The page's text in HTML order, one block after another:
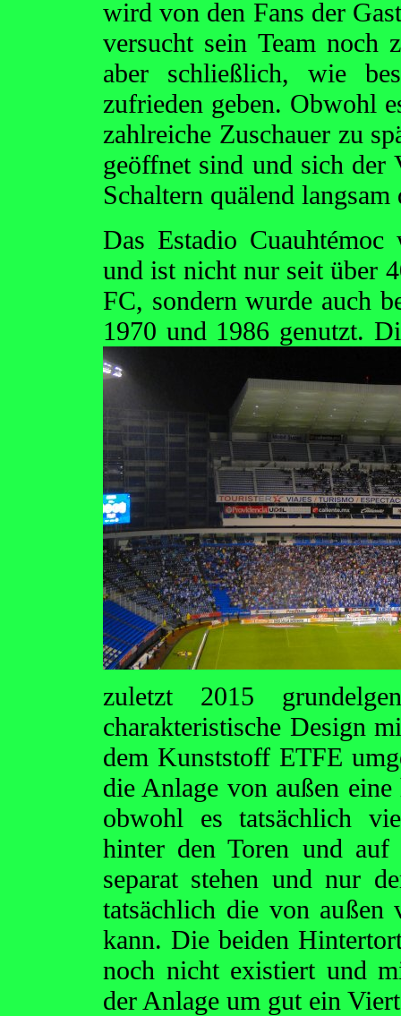
wird von den Fans der
versucht sein Team noch
aber schließlich, wie
zufrieden geben. Obwohl
zahlreiche Zuschauer zu
geöffnet sind und sich der
Schaltern quälend
Das Estadio
und ist nicht nur seit über
FC, sondern wurde auch
1970 und 1986 genutzt.
zuletzt 2015
charakteristische Design
dem Kunststoff ETFE
die Anlage von außen
obwohl es tatsächlich
hinter den Toren und
separat stehen und nur
tatsächlich die von außen
kann. Die beiden
noch nicht existiert und
der Anlage um gut ein